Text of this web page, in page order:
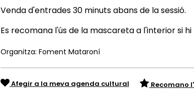
Venda d'entrades 30 minuts abans de la sessió.
Es recomana l'ús de la mascareta a l'interior si
Organitza: Foment Mataroní
Afegir a la meva agenda cultural Recomano